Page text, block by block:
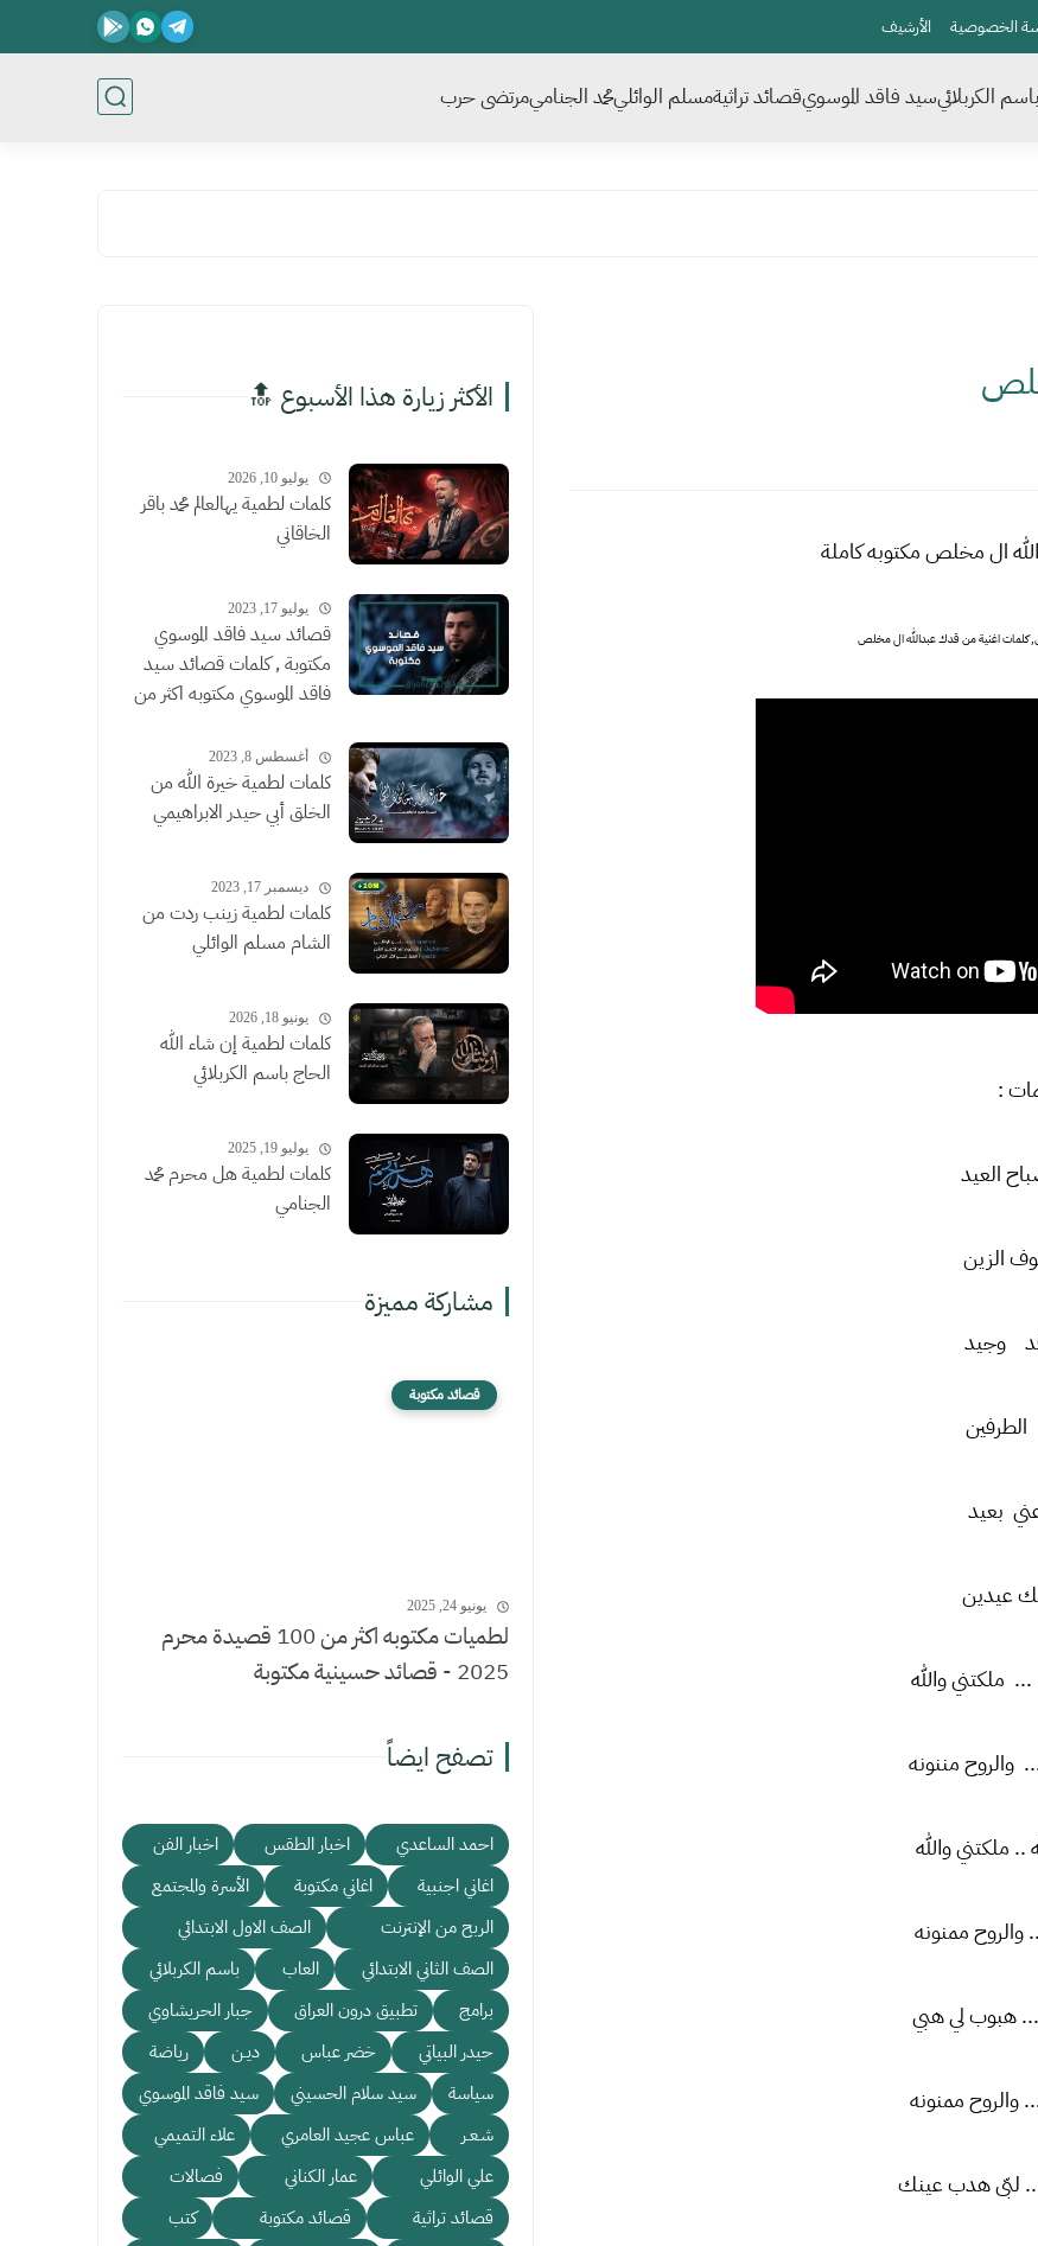
الخصوصية الأرشيف
باسم الكربلائيسيد فاقد الموسويقصائد تراثيةمسلم الوائليمحمد الجناميمرتضى حرب
ال مخلص مكتوبه كاملة
كلمات اغنية من قدك عبدالله ال مخلص
:
العيد
الزين
وجيد
بعيد
عيدين
ملكتني والله
والروح مننونه
ملكتني والله
والروح ممنونه
هبوب لي هبي
ممنونه
لبّى هدب عينك
الأكثر زيارة هذا الأسبوع 🔝
يوليو 10, 2026
كلمات لطمية يهالعالم محمد باقر
الخاقاني
يوليو 17, 2023
قصائد سيد فاقد الموسوي
مكتوبة , كلمات قصائد سيد
فاقد الموسوي مكتوبه اكثر من
أغسطس 8, 2023
كلمات لطمية خيرة الله من
الخلق أبي حيدر الابراهيمي
ديسمبر 17, 2023
كلمات لطمية زينب ردت من
الشام مسلم الوائلي
يونيو 18, 2026
كلمات لطمية إن شاء الله
الحاج باسم الكربلائي
يوليو 19, 2025
كلمات لطمية هل محرم محمد
الجنامي
مشاركة مميزة
قصائد مكتوبة
يونيو 24, 2025
لطميات مكتوبه اكثر من 100 قصيدة محرم
2025 - قصائد حسينية مكتوبة
تصفح ايضاً
احمد الساعدي اخبار الطقس
اخبار الفن
اغاني اجنبية
اغاني مكتوبة
الأسرة والمجتمع
الربح من الإنترنت
الصف الاول الابتدائي
الصف الثاني الابتدائي
العاب
باسم الكربلائي
برامج
تطبيق درون العراق
جبار الحريشاوي
حيدر البياتي
خضر عباس ديـن
رياضة
سياسة
سيد سلام الحسيني
سيد فاقد الموسوي
شـعـر
عباس عجيد العامري
علاء التميمي
علي الوائلي
عمار الكناني
فصالات
قصائد تراثية
قصائد مكتوبة
كتب